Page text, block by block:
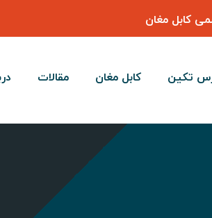
کابل مغان
تکین کابل مغان مقالات